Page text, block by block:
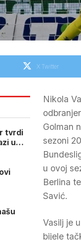
X Twitter
tvrdi
u
Nikola
Golman
sezoni
u ovoj
Berlina
Savić.
Vasilj je
bijele